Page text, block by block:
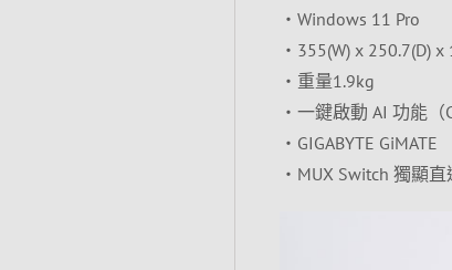
‧Windows 11 Pro
‧355(W) x 250.7(D) x
‧重量1.9kg
‧一鍵啟動 AI 功能（
‧GIGABYTE GiMATE
‧MUX Switch 獨顯直